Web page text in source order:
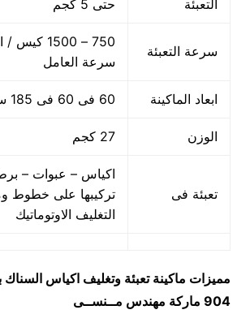
التعبئة
حتى 5 كجم
سرعة التعبئة
750 –
سرعة العامل
ابعاد الماكينة 60 فى 60 فى 185 سم
الوزن 27 كجم
تعبئة فى
اكياس – عبوات –
تركيبها على خطوط
التغليف الاوتوماتيك
مميزات ماكينة تعبئة وتغليف اكياس السناك
904 ماركة مهندس مــنســى